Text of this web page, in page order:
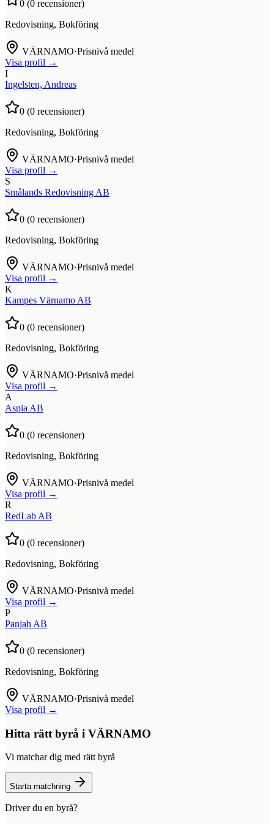
0 (0 recensioner)
Redovisning, Bokföring
VÄRNAMO·Prisnivå medel
Visa profil →
I
Ingelsten, Andreas
0 (0 recensioner)
Redovisning, Bokföring
VÄRNAMO·Prisnivå medel
Visa profil →
S
Smålands Redovisning AB
0 (0 recensioner)
Redovisning, Bokföring
VÄRNAMO·Prisnivå medel
Visa profil →
K
Kampes Värnamo AB
0 (0 recensioner)
Redovisning, Bokföring
VÄRNAMO·Prisnivå medel
Visa profil →
A
Aspia AB
0 (0 recensioner)
Redovisning, Bokföring
VÄRNAMO·Prisnivå medel
Visa profil →
R
RedLab AB
0 (0 recensioner)
Redovisning, Bokföring
VÄRNAMO·Prisnivå medel
Visa profil →
P
Panjah AB
0 (0 recensioner)
Redovisning, Bokföring
VÄRNAMO·Prisnivå medel
Visa profil →
Hitta rätt byrå i VÄRNAMO
Vi matchar dig med rätt byrå
Starta matchning
Driver du en byrå?